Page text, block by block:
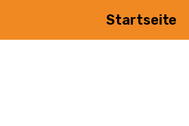
Startseite